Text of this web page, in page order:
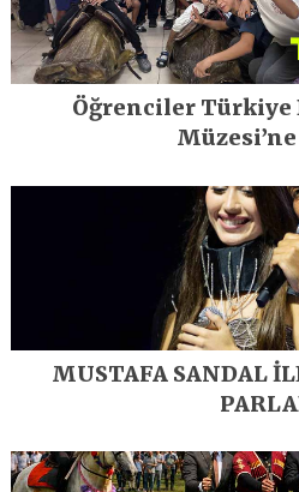
Öğrenciler Türkiye
MUSTAFA SANDAL